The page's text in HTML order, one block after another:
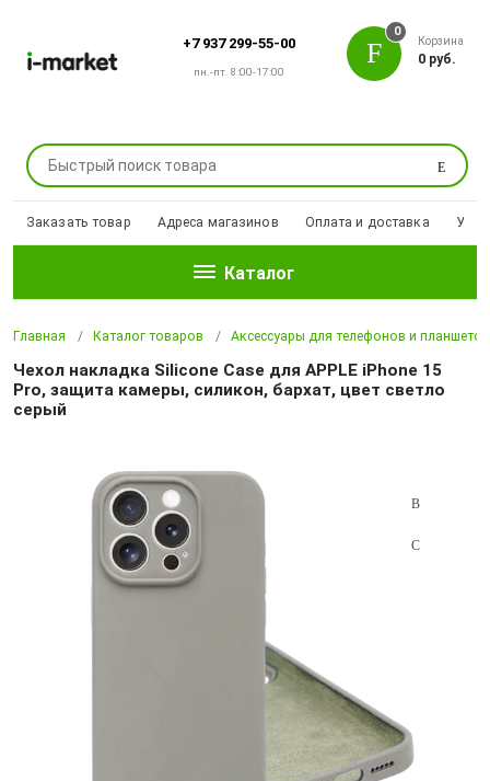
+7 937 299-55-00
пн.-пт. 8:00-17:00
Поиск
0
Корзина
0 руб.
Заказать товар Адреса магазинов Оплата и доставка
Каталог
Главная Каталог товаров Аксессуары для телефонов и планшетов
Чехол накладка Silicone Case для APPLE iPhone 15
Pro, защита камеры, силикон, бархат, цвет светло
серый